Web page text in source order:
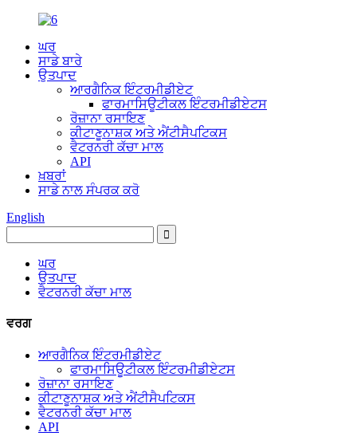
ਘਰ
ਸਾਡੇ ਬਾਰੇ
ਉਤਪਾਦ
ਆਰਗੈਨਿਕ ਇੰਟਰਮੀਡੀਏਟ
ਫਾਰਮਾਸਿਊਟੀਕਲ ਇੰਟਰਮੀਡੀਏਟਸ
ਰੋਜ਼ਾਨਾ ਰਸਾਇਣ
ਕੀਟਾਣੂਨਾਸ਼ਕ ਅਤੇ ਐਂਟੀਸੈਪਟਿਕਸ
ਵੈਟਰਨਰੀ ਕੱਚਾ ਮਾਲ
API
ਖ਼ਬਰਾਂ
ਸਾਡੇ ਨਾਲ ਸੰਪਰਕ ਕਰੋ
English
ਘਰ
ਉਤਪਾਦ
ਵੈਟਰਨਰੀ ਕੱਚਾ ਮਾਲ
ਵਰਗ
ਆਰਗੈਨਿਕ ਇੰਟਰਮੀਡੀਏਟ
ਫਾਰਮਾਸਿਊਟੀਕਲ ਇੰਟਰਮੀਡੀਏਟਸ
ਰੋਜ਼ਾਨਾ ਰਸਾਇਣ
ਕੀਟਾਣੂਨਾਸ਼ਕ ਅਤੇ ਐਂਟੀਸੈਪਟਿਕਸ
ਵੈਟਰਨਰੀ ਕੱਚਾ ਮਾਲ
API